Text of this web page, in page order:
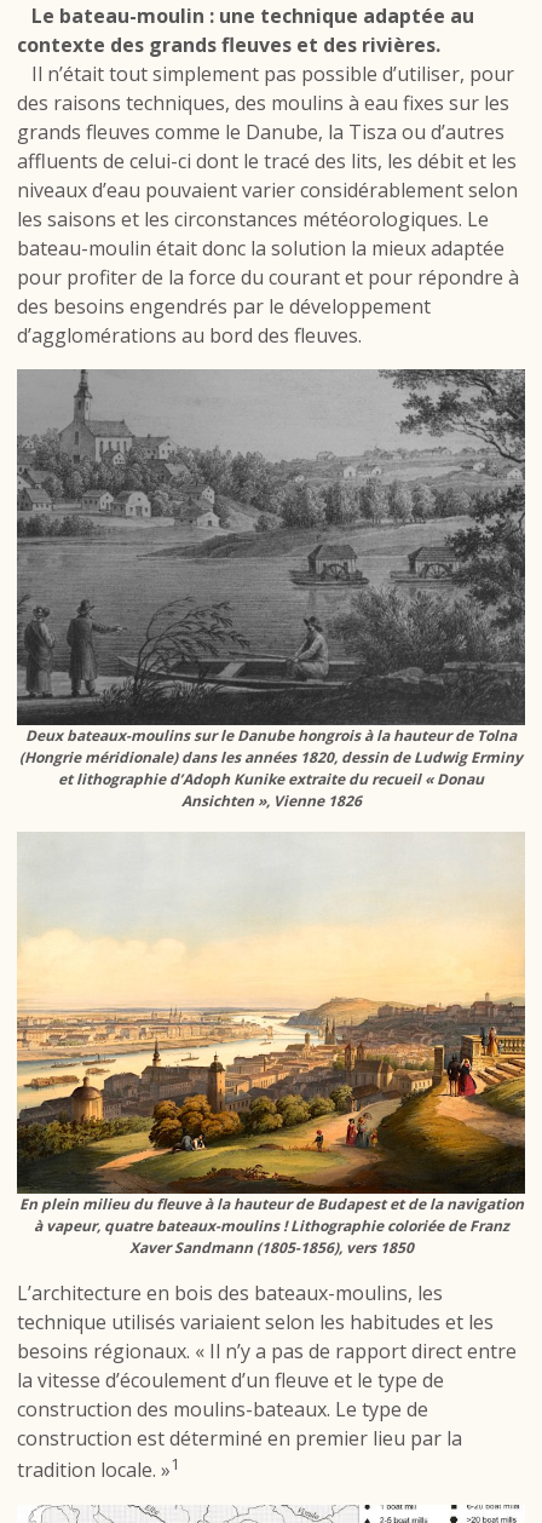
Le bateau-moulin : une technique adaptée au
contexte des grands fleuves et des rivières.
Il n’était tout simplement pas possible d’utiliser, pour
des raisons techniques, des moulins à eau fixes sur les
grands fleuves comme le Danube, la Tisza ou d’autres
affluents de celui-ci dont le tracé des lits, les débit et les
niveaux d’eau pouvaient varier considérablement selon
les saisons et les circonstances météorologiques. Le
bateau-moulin était donc la solution la mieux adaptée
pour profiter de la force du courant et pour répondre à
des besoins engendrés par le développement
d’agglomérations au bord des fleuves.
Deux bateaux-moulins sur le Danube hongrois à la hauteur de Tolna
(Hongrie méridionale) dans les années 1820, dessin de Ludwig Erminy
et lithographie d’Adoph Kunike extraite du recueil « Donau
Ansichten », Vienne 1826
En plein milieu du fleuve à la hauteur de Budapest et de la navigation
à vapeur, quatre bateaux-moulins ! Lithographie coloriée de Franz
Xaver Sandmann (1805-1856), vers 1850
L’architecture en bois des bateaux-moulins, les
technique utilisés variaient selon les habitudes et les
besoins régionaux. « Il n’y a pas de rapport direct entre
la vitesse d’écoulement d’un fleuve et le type de
construction des moulins-bateaux. Le type de
construction est déterminé en premier lieu par la
tradition locale. »1